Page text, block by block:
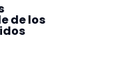
de los